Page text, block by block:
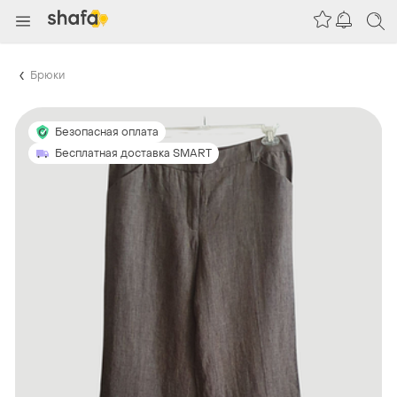
Брюки
Безопасная оплата
Бесплатная доставка SMART